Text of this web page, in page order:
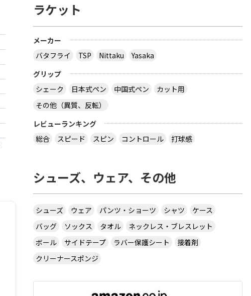
ラケット
メーカー
バタフライ
TSP Nittaku
Yasaka
グリップ
シェーク
日本式ペン 中国式ペン
カット用
その他（異質、反転）
レビューランキング
総合
スピード スピン コントロール 打球感
シューズ、ウェア、その他
シューズ ウェア パンツ・ショーツ シャツ
ケース
バッグ
ソックス タオル
ネックレス・ブレスレット
ボール
サイドテープ ラバー保護シート
接着剤
クリーナースポンジ